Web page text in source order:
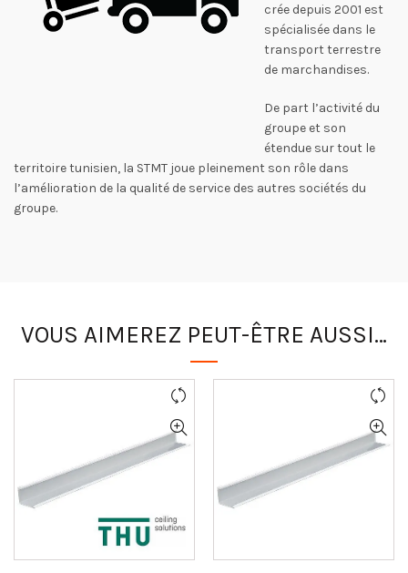
crée depuis 2001 est
spécialisée dans le
transport terrestre
de marchandises.
De part l’activité du
groupe et son
étendue sur tout le
territoire tunisien, la STMT joue pleinement son rôle dans
l’amélioration de la qualité de service des autres sociétés du
groupe.
VOUS AIMEREZ PEUT-ÊTRE AUSSI…